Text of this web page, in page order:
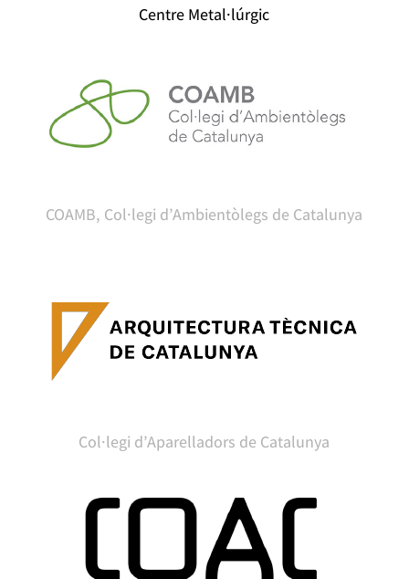
Centre Metal·lúrgic
COAMB, Col·legi d’Ambientòlegs de Catalunya
Col·legi d’Aparelladors de Catalunya